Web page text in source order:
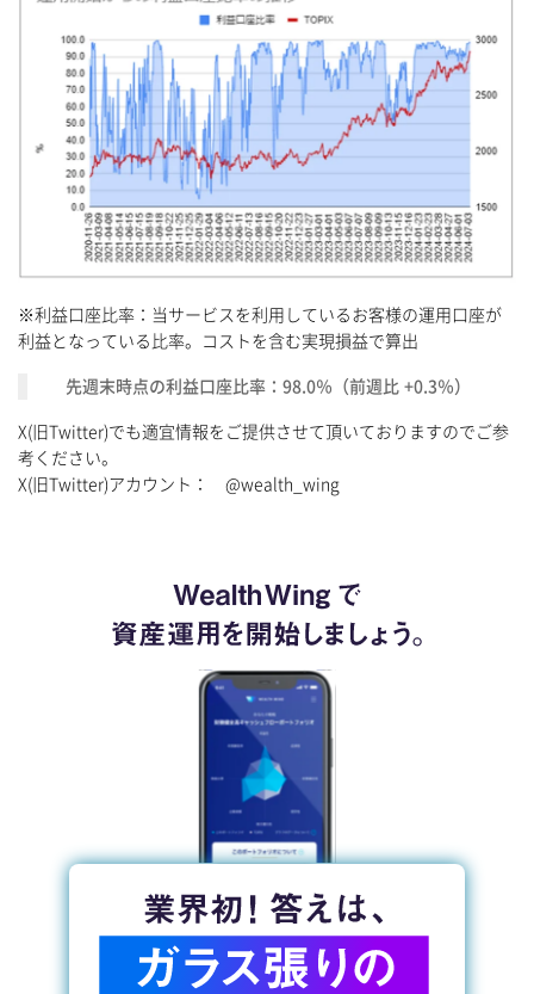
※利益口座比率：当サービスを利用しているお客様の運用口座が
利益となっている比率。コストを含む実現損益で算出
先週末時点の利益口座比率：98.0％（前週比 +0.3％）
X(旧Twitter)でも適宜情報をご提供させて頂いておりますのでご参
考ください。
X(旧Twitter)アカウント： @wealth_wing